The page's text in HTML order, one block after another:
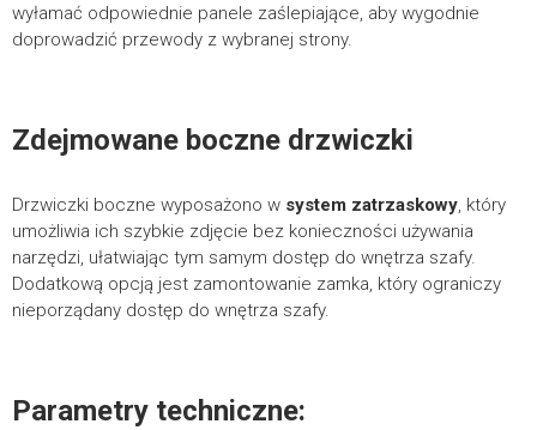
wyłamać odpowiednie panele zaślepiające, aby wygodnie
doprowadzić przewody z wybranej strony.
Zdejmowane boczne drzwiczki
Drzwiczki boczne wyposażono w system zatrzaskowy, który
umożliwia ich szybkie zdjęcie bez konieczności używania
narzędzi, ułatwiając tym samym dostęp do wnętrza szafy.
Dodatkową opcją jest zamontowanie zamka, który ograniczy
nieporządany dostęp do wnętrza szafy.
Parametry techniczne: